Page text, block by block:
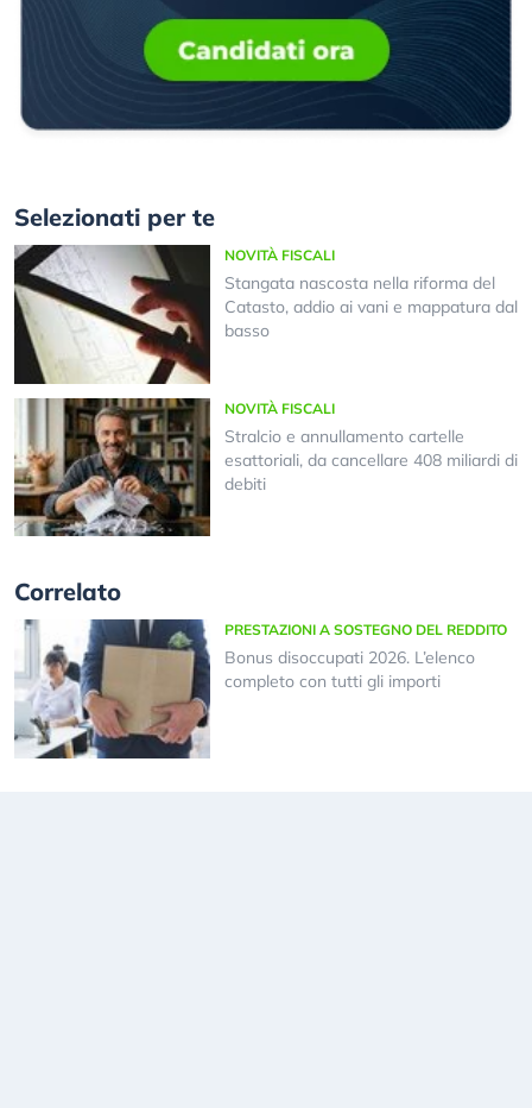
Selezionati per te
NOVITÀ FISCALI
Stangata nascosta nella riforma del
Catasto, addio ai vani e mappatura dal
basso
NOVITÀ FISCALI
Stralcio e annullamento cartelle
esattoriali, da cancellare 408 miliardi di
debiti
Correlato
PRESTAZIONI A SOSTEGNO DEL REDDITO
Bonus disoccupati 2026. L’elenco
completo con tutti gli importi